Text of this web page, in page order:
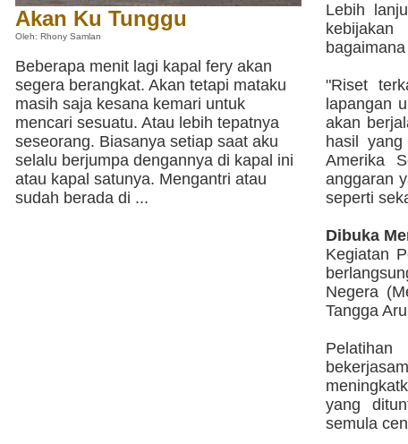
Akan Ku Tunggu
Oleh: Rhony Samlan
Beberapa menit lagi kapal fery akan
segera berangkat. Akan tetapi mataku
masih saja kesana kemari untuk
mencari sesuatu. Atau lebih tepatnya
seseorang. Biasanya setiap saat aku
selalu berjumpa dengannya di kapal ini
atau kapal satunya. Mengantri atau
sudah berada di ...
Lebih
"Riset
lapangan
akan
hasil
Amerika
anggaran
seperti
Dibuka
Kegiatan
Negera
Tangga
yang
semula